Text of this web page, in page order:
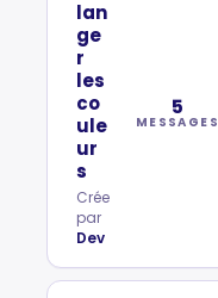
lan
ge
r
les
co
ule
ur
s
Crée
par
Dev
5
MESSAGES